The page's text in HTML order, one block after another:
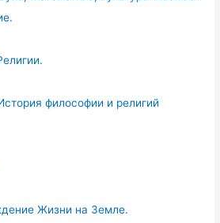
философии и религий
Жизни на Земле.